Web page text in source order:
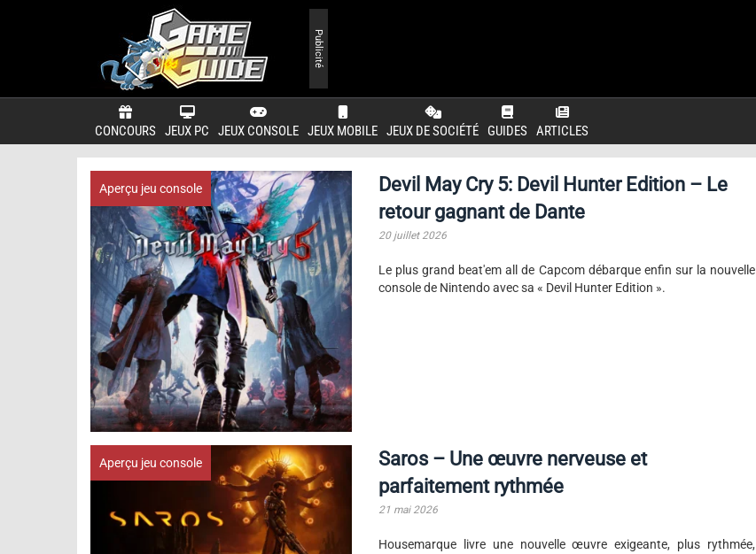
CONCOURS JEUX PC JEUX CONSOLE JEUX MOBILE JEUX DE SOCIÉTÉ GUIDES ARTICLES
Publicité
Aperçu jeu console
Devil May Cry 5: Devil Hunter Edition – Le
retour gagnant de Dante
20 juillet 2026
Le plus grand beat'em all de Capcom débarque enfin sur la nouvelle
console de Nintendo avec sa « Devil Hunter Edition ».
Aperçu jeu console
Saros – Une œuvre nerveuse et
parfaitement rythmée
21 mai 2026
Housemarque livre une nouvelle œuvre exigeante, plus rythmée,